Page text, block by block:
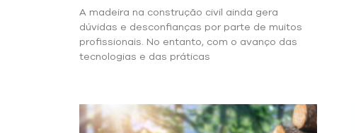
A madeira na construção civil ainda gera
dúvidas e desconfianças por parte de muitos
profissionais. No entanto, com o avanço das
tecnologias e das práticas